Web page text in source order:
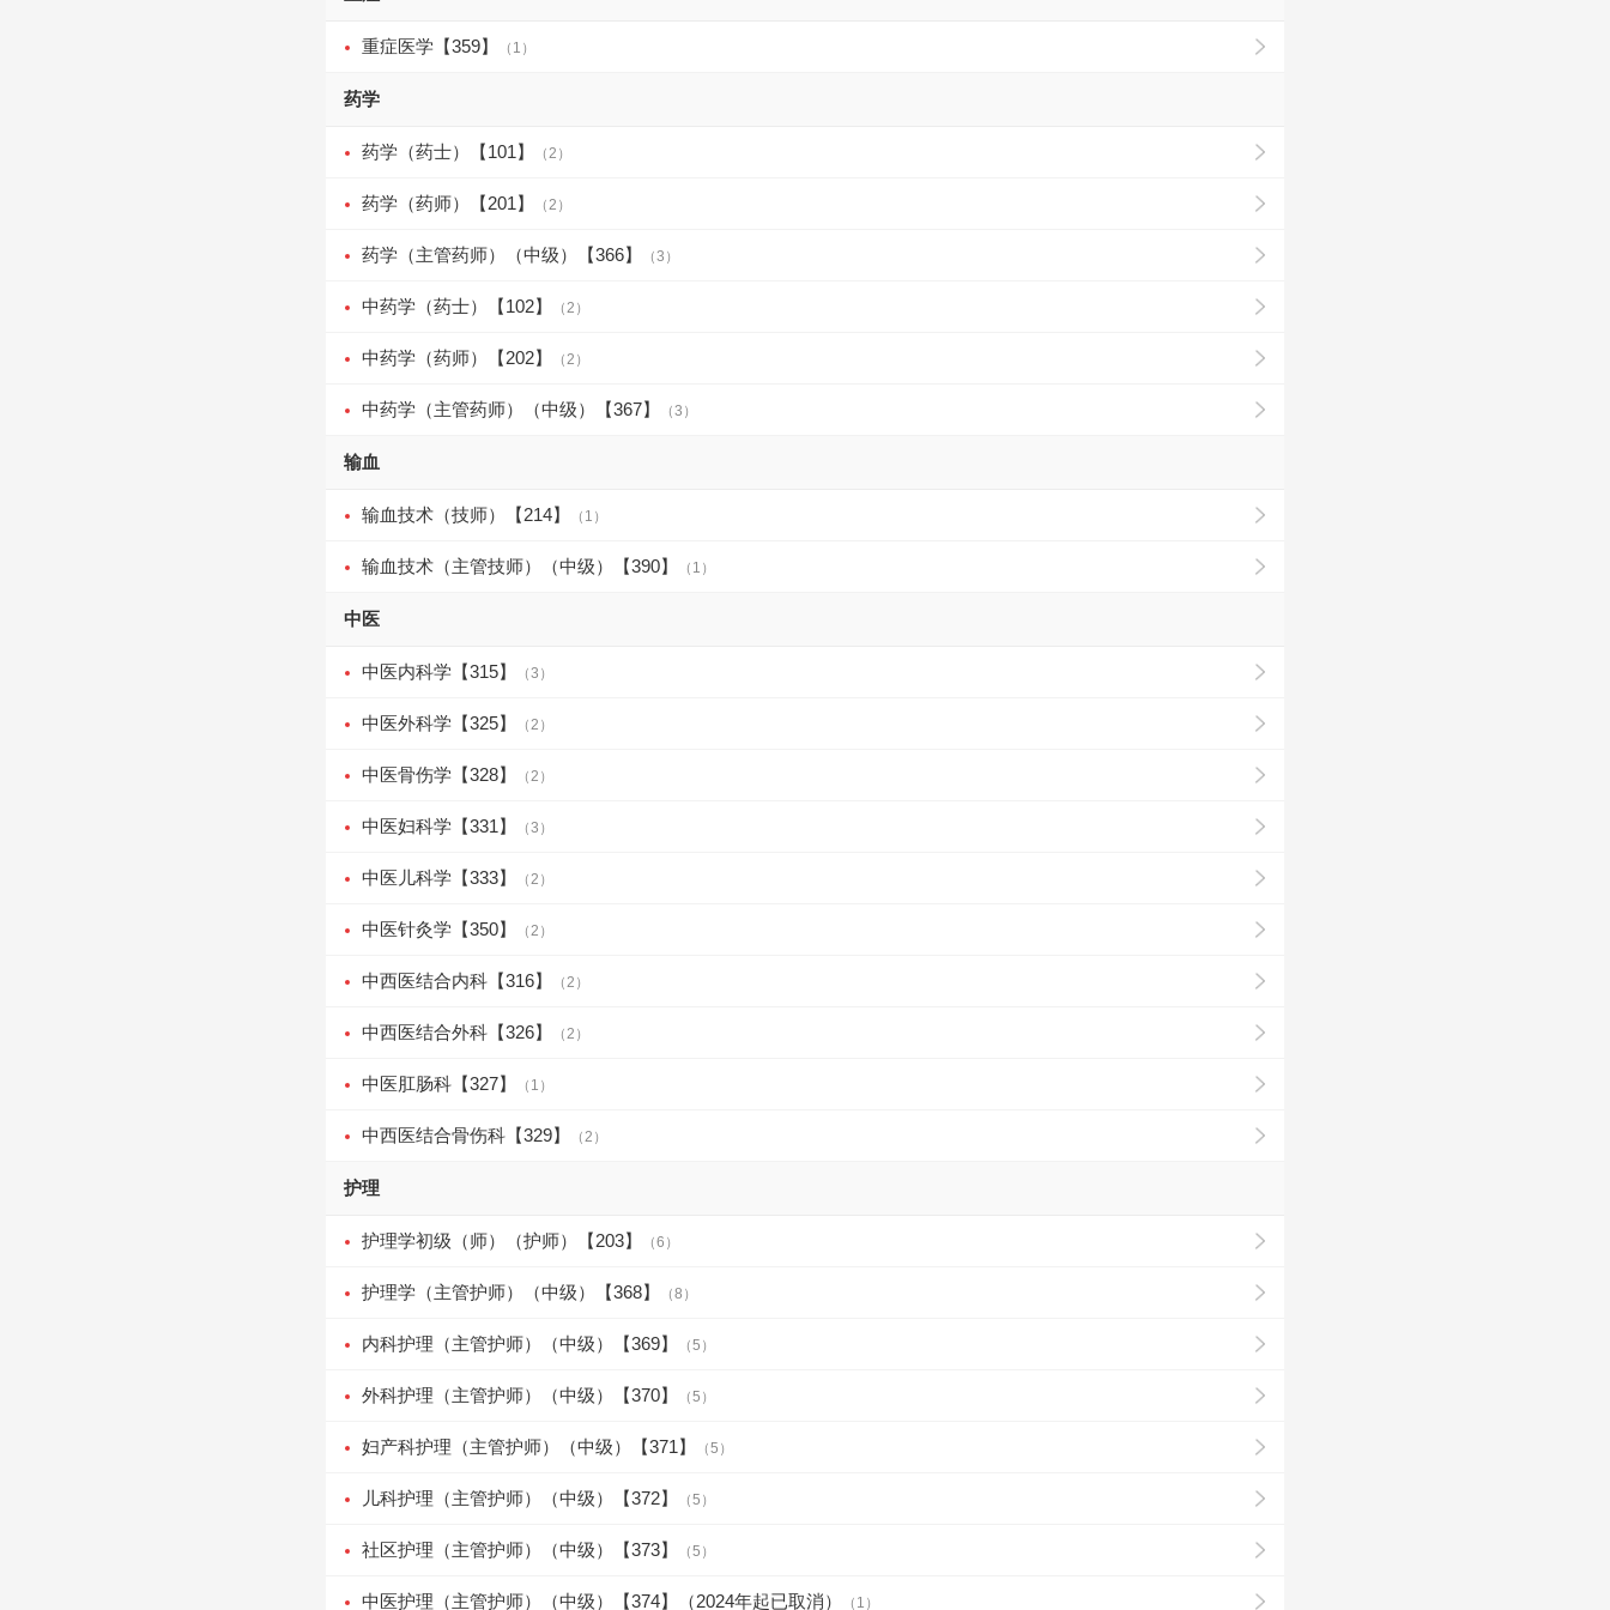
重症医学【359】 （1）
药学
药学（药士）【101】 （2）
药学（药师）【201】 （2）
药学（主管药师）（中级）【366】 （3）
中药学（药士）【102】 （2）
中药学（药师）【202】 （2）
中药学（主管药师）（中级）【367】 （3）
输血
输血技术（技师）【214】 （1）
输血技术（主管技师）（中级）【390】 （1）
中医
中医内科学【315】 （3）
中医外科学【325】 （2）
中医骨伤学【328】 （2）
中医妇科学【331】 （3）
中医儿科学【333】 （2）
中医针灸学【350】 （2）
中西医结合内科【316】 （2）
中西医结合外科【326】 （2）
中医肛肠科【327】 （1）
中西医结合骨伤科【329】 （2）
护理
护理学初级（师）（护师）【203】 （6）
护理学（主管护师）（中级）【368】 （8）
内科护理（主管护师）（中级）【369】 （5）
外科护理（主管护师）（中级）【370】 （5）
妇产科护理（主管护师）（中级）【371】 （5）
儿科护理（主管护师）（中级）【372】 （5）
社区护理（主管护师）（中级）【373】 （5）
中医护理（主管护师）（中级）【374】（2024年起已取消） （1）